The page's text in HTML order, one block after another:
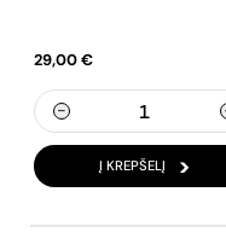
29,00 €
Į KREPŠELĮ